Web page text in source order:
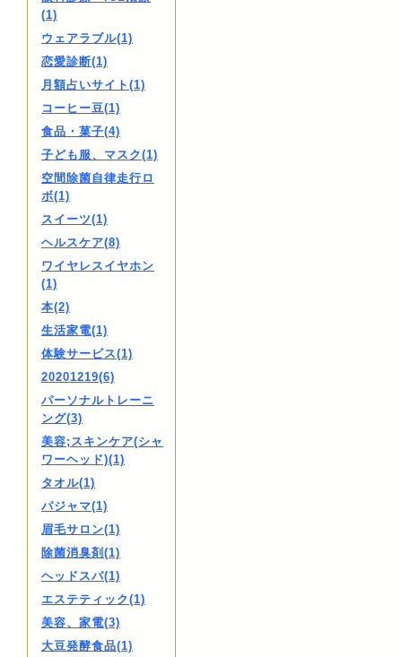
(1)
ウェアラブル(1)
恋愛診断(1)
月額占いサイト(1)
コーヒー豆(1)
食品・菓子(4)
子ども服、マスク(1)
空間除菌自律走行ロ
ボ(1)
スイーツ(1)
ヘルスケア(8)
ワイヤレスイヤホン
(1)
本(2)
生活家電(1)
体験サービス(1)
20201219(6)
パーソナルトレーニ
ング(3)
美容;スキンケア(シャ
ワーヘッド)(1)
タオル(1)
パジャマ(1)
眉毛サロン(1)
除菌消臭剤(1)
ヘッドスパ(1)
エステティック(1)
美容、家電(3)
大豆発酵食品(1)